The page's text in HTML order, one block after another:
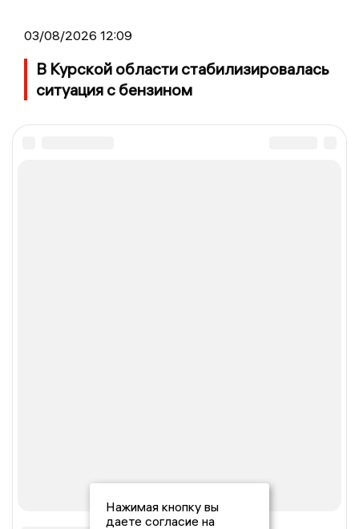
03/08/2026 12:09
В Курской области стабилизировалась
ситуация с бензином
Нажимая кнопку вы
даете согласие на